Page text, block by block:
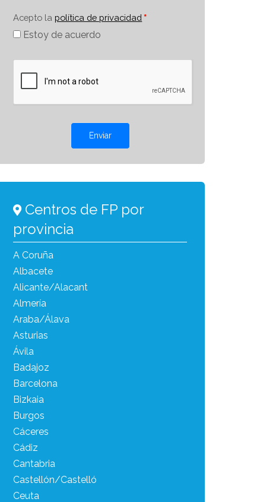
Acepto la política de privacidad
Estoy de acuerdo
Enviar
Centros de FP por
provincia
A Coruña
Albacete
Alicante/Alacant
Almería
Araba/Álava
Asturias
Ávila
Badajoz
Barcelona
Bizkaia
Burgos
Cáceres
Cádiz
Cantabria
Castellón/Castelló
Ceuta